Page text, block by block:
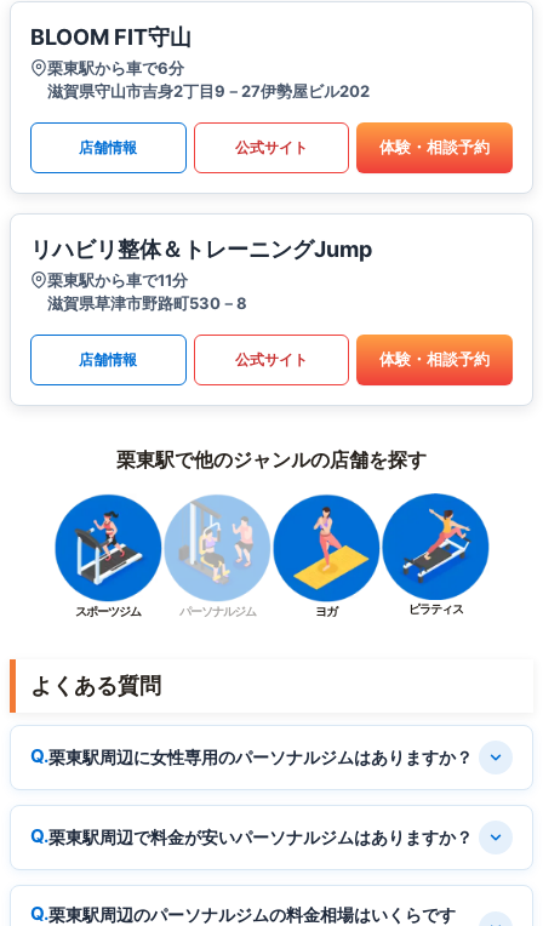
BLOOM FIT守山
栗東駅から車で6分
滋賀県守山市吉身2丁目9－27伊勢屋ビル202
店舗情報 公式サイト 体験・相談予約
リハビリ整体＆トレーニングJump
栗東駅から車で11分
滋賀県草津市野路町530－8
店舗情報 公式サイト 体験・相談予約
栗東駅で他のジャンルの店舗を探す
スポーツジム パーソナルジム ヨガ ピラティス
よくある質問
栗東駅周辺に女性専用のパーソナルジムはありますか？
栗東駅周辺で料金が安いパーソナルジムはありますか？
栗東駅周辺のパーソナルジムの料金相場はいくらです